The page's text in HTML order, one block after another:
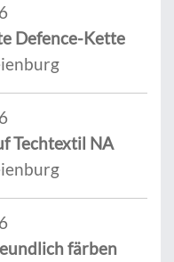
Defence-Kette
Techtextil NA
färben